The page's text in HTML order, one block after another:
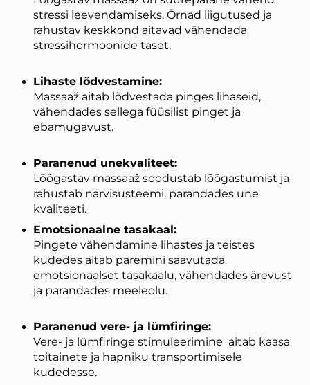
stressi leevendamiseks. Õrnad liigutused ja
rahustav keskkond aitavad vähendada
stressihormoonide taset.
Lihaste lõdvestamine:
Massaaž aitab lõdvestada pinges lihaseid,
vähendades sellega füüsilist pinget ja
ebamugavust.
Paranenud unekvaliteet:
Lõõgastav massaaž soodustab lõõgastumist ja
rahustab närvisüsteemi, parandades une
kvaliteeti.
Emotsionaalne tasakaal:
Pingete vähendamine lihastes ja teistes
kudedes aitab paremini saavutada
emotsionaalset tasakaalu, vähendades ärevust
ja parandades meeleolu.
Paranenud vere- ja lümfiringe:
Vere- ja lümfiringe stimuleerimine aitab kaasa
toitainete ja hapniku transportimisele
kudedesse.